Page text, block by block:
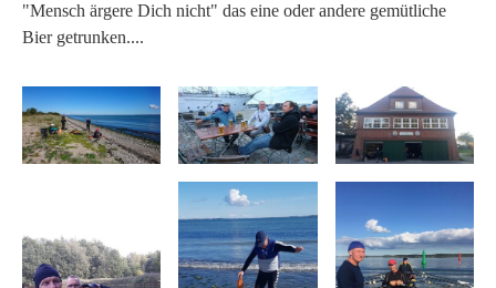
"Mensch ärgere Dich nicht" das eine oder andere gemütliche
Bier getrunken....